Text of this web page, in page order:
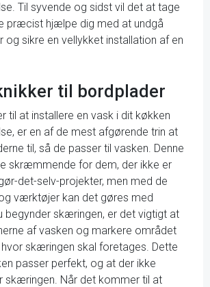
Til syvende og sidst vil det at tage
præcist hjælpe dig med at undgå
og sikre en vellykket installation af en
til bordplader
til at installere en vask i dit køkken
er en af de mest afgørende trin at
til, så de passer til vasken. Denne
skræmmende for dem, der ikke er
det-selv-projekter, men med de
værktøjer kan det gøres med
begynder skæringen, er det vigtigt at
af vasken og markere området
skæringen skal foretages. Dette
passer perfekt, og at der ikke
skæringen. Når det kommer til at